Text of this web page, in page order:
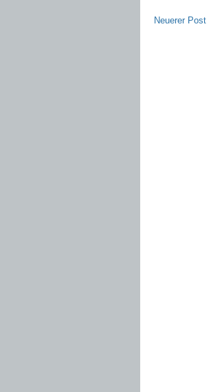
Neuerer Post